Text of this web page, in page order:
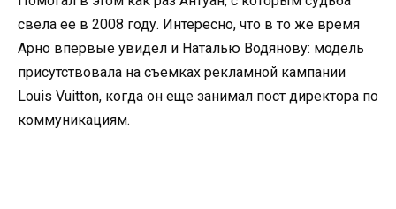
свела ее в 2008 году. Интересно, что в то же время
Арно впервые увидел и Наталью Водянову: модель
присутствовала на съемках рекламной кампании
Louis Vuitton, когда он еще занимал пост директора по
коммуникациям.